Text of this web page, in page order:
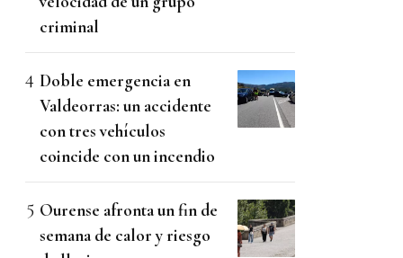
criminal
Doble emergencia en
Valdeorras: un accidente
con tres vehículos
coincide con un incendio
Ourense afronta un fin de
semana de calor y riesgo